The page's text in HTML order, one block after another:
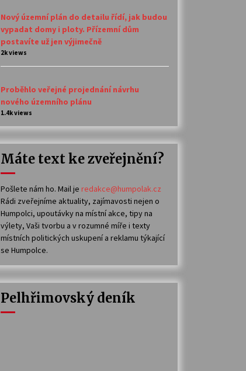
Nový územní plán do detailu řídí, jak budou
vypadat domy i ploty. Přízemní dům
postavíte už jen výjimečně
2k views
Proběhlo veřejné projednání návrhu
nového územního plánu
1.4k views
Máte text ke zveřejnění?
Pošlete nám ho. Mail je redakce@humpolak.cz
Rádi zveřejníme aktuality, zajímavosti nejen o
Humpolci, upoutávky na místní akce, tipy na
výlety, Vaši tvorbu a v rozumné míře i texty
místních politických uskupení a reklamu týkající
se Humpolce.
Pelhřimovský deník